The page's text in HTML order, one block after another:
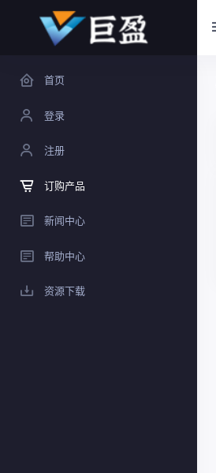
首页
登录
注册
订购产品
新闻中心
帮助中心
资源下载